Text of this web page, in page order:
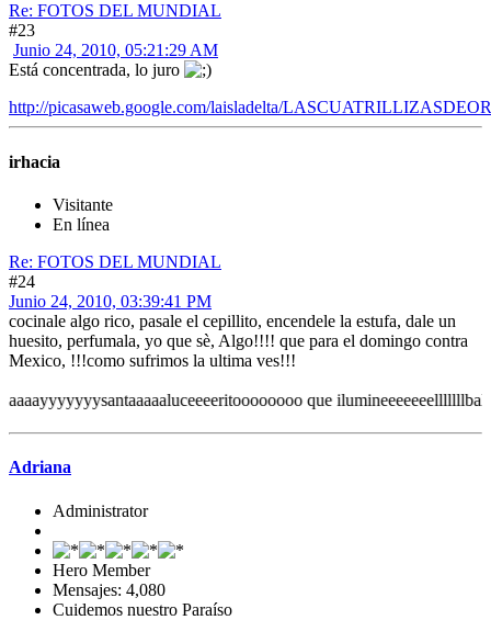
Re: FOTOS DEL MUNDIAL
#23
Junio 24, 2010, 05:21:29 AM
Está concentrada, lo juro
http://picasaweb.google.com/laisladelta/
irhacia
Visitante
En línea
Re: FOTOS DEL MUNDIAL
#24
Junio 24, 2010, 03:39:41 PM
cocinale algo rico, pasale el cepillito, encendele la estufa, dale un
huesito, perfumala, yo que sè, Algo!!!! que para el domingo contra
Mexico, !!!como sufrimos la ultima ves!!!
que
Adriana
Administrator
Hero Member
Mensajes: 4,080
Cuidemos nuestro Paraíso